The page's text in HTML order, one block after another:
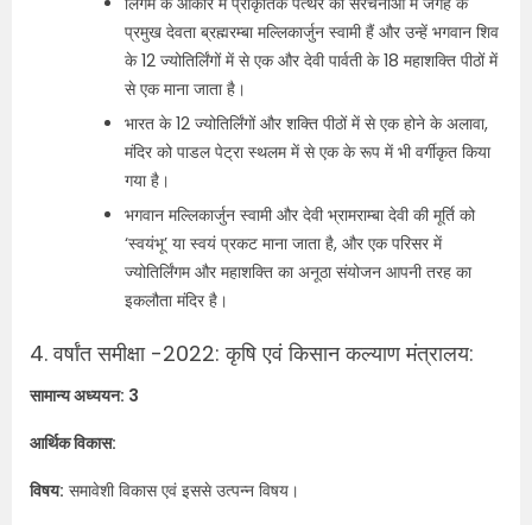
प्रमुख देवता ब्रह्मरम्बा मल्लिकार्जुन स्वामी हैं और उन्हें भगवान शिव
के 12 ज्योतिर्लिंगों में से एक और देवी पार्वती के 18 महाशक्ति पीठों में
से एक माना जाता है।
भारत के 12 ज्योतिर्लिंगों और शक्ति पीठों में से एक होने के अलावा,
मंदिर को पाडल पेट्रा स्थलम में से एक के रूप में भी वर्गीकृत किया
गया है।
भगवान मल्लिकार्जुन स्वामी और देवी भ्रामराम्बा देवी की मूर्ति को
‘स्वयंभू’ या स्वयं प्रकट माना जाता है, और एक परिसर में
ज्योतिर्लिंगम और महाशक्ति का अनूठा संयोजन आपनी तरह का
इकलौता मंदिर है।
4. वर्षांत समीक्षा -2022: कृषि एवं किसान कल्याण मंत्रालय:
सामान्य अध्ययन: 3
आर्थिक विकास:
विषय: समावेशी विकास एवं इससे उत्पन्न विषय।